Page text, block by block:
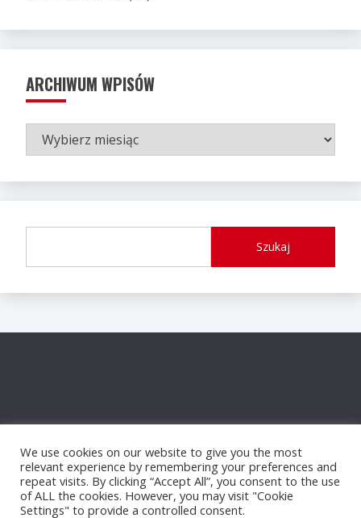
ARCHIWUM WPISÓW
ARCHIWUM
WPISÓW
Szukaj
We use cookies on our website to give you the most
relevant experience by remembering your preferences and
repeat visits. By clicking “Accept All”, you consent to the use
of ALL the cookies. However, you may visit "Cookie
Settings" to provide a controlled consent.